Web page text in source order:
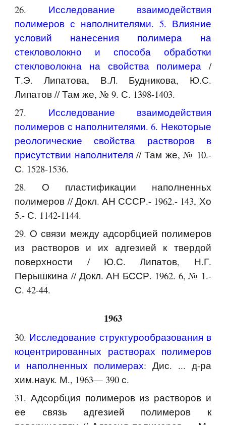
26. Исследование взаимодействия
полимеров с наполнителями. 5. Влияние
условий нанесения полимера на
стекловолокно и способа обработки
стекловолокна на свойства полимера /
Т.Э. Липатова, В.Л. Будникова, Ю.С.
Липатов // Там же, № 9. С. 1398-1403.
27. Исследование взаимодействия
полимеров с наполнителями. 6. Некоторые
реологические свойства растворов в
присутствии наполнителя // Там же, № 10.-
С. 1528-1536.
28. О пластификации наполненньх
полимеров // Докл. АН СССР.- 1962.- 143, Хо
5.- С. 1142-1144.
29. О связи между адсорбцией полимеров
из растворов и их адгезией к твердой
поверхности / Ю.С. Липатов, Н.Г.
Перышкина // Докл. АН БССР. 1962. 6, № 1.-
С. 42-44.
1963
30. Исследование структурообразования в
коцентрированных растворах полимеров
и наполненных полимерах: Дис. ... д-ра
хим.наук. М., 1963— 390 с.
31. Адсорбция полимеров из растворов и
ее связь адгезией полимеров к